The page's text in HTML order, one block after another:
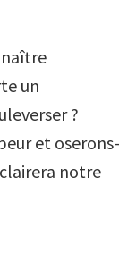
un
?
et oserons-
notre